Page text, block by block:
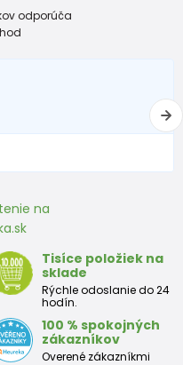
12 cm
odporúča
na
Tisíce položiek na
sklade
Rýchle odoslanie do 24
hodín.
100 % spokojných
zákazníkov
Overené zákazníkmi